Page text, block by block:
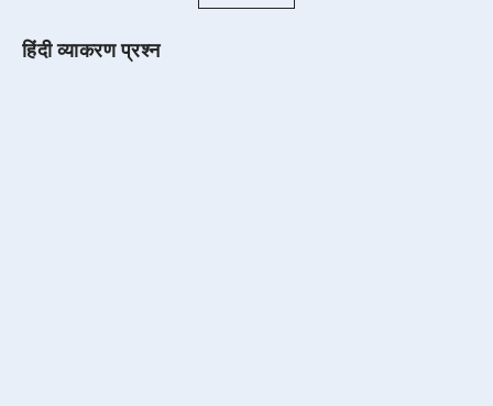
हिंदी व्याकरण प्रश्न